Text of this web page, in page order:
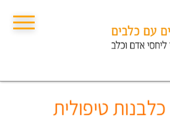
תפריט
כלבנות טיפולית